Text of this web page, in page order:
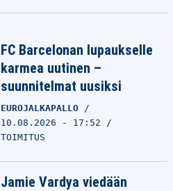
FC Barcelonan lupaukselle
karmea uutinen –
suunnitelmat uusiksi
EUROJALKAPALLO
10.08.2026 - 17:52
TOIMITUS
Jamie Vardya viedään